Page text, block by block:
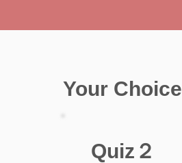
Your Choice
Quiz２